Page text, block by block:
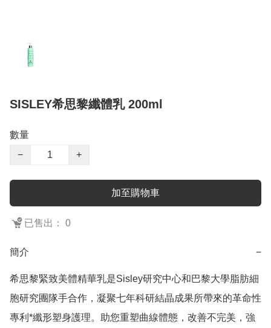
SISLEY希思黎纖體乳 200ml
數量
−
+
加至購物車
已售出： 0
簡介 −
希思黎緊致美體精華乳是Sisley研究中心和巴黎大學脂肪細
胞研究團隊手合作，凝聚七年科研結晶成果所帶來的革命性
專利*纖形塑身護理。助您重塑曲線體態，改善不完美，強